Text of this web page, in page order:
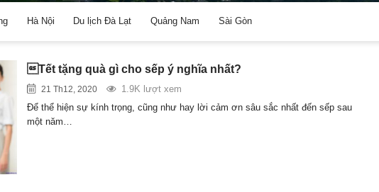
Hà Nội Du lịch Đà Lạt Quảng Nam Sài Gòn
Tết tặng quà gì cho sếp ý nghĩa nhất?
21 Th12, 2020
1.9K lượt xem
Để thể hiện sự kính trọng, cũng như hay lời cảm ơn sâu sắc nhất đến sếp sau
một năm…